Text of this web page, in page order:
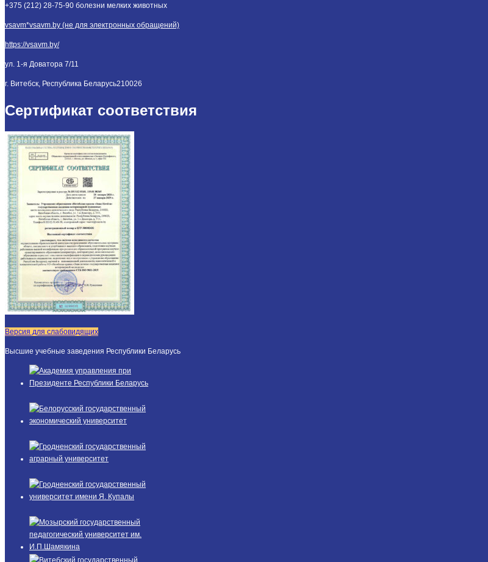
+375 (212) 28-75-90 болезни мелких животных
vsavm*vsavm.by (не для электронных обращений)
https://vsavm.by/
ул. 1-я Доватора 7/11
г. Витебск, Республика Беларусь210026
Сертификат соответствия
Версия для слабовидящих
Высшие учебные заведения Республики Беларусь